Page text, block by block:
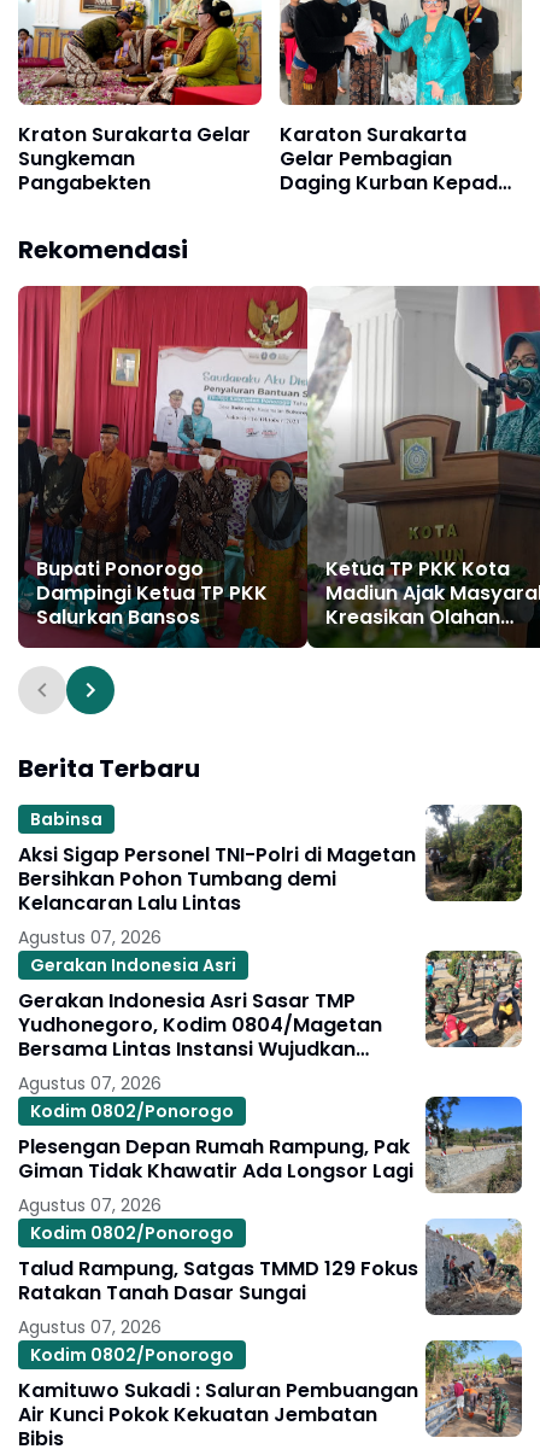
Kraton Surakarta Gelar
Sungkeman
Pangabekten
Karaton Surakarta
Gelar Pembagian
Daging Kurban Kepada
Rekomendasi
Bupati Ponorogo
Dampingi Ketua TP PKK
Salurkan Bansos
Ketua TP PKK Kota
Madiun Ajak
Kreasikan Olahan
Pangan Lokal Penuh
Berita Terbaru
Babinsa
Aksi Sigap Personel TNI-Polri di Magetan
Bersihkan Pohon Tumbang demi
Kelancaran Lalu Lintas
Agustus 07, 2026
Gerakan Indonesia Asri
Gerakan Indonesia Asri Sasar TMP
Yudhonegoro, Kodim 0804/Magetan
Bersama Lintas Instansi Wujudkan
Kepedulian Lingkungan
Agustus 07, 2026
Kodim 0802/Ponorogo
Plesengan Depan Rumah Rampung, Pak
Giman Tidak Khawatir Ada Longsor Lagi
Agustus 07, 2026
Kodim 0802/Ponorogo
Talud Rampung, Satgas TMMD 129 Fokus
Ratakan Tanah Dasar Sungai
Agustus 07, 2026
Kodim 0802/Ponorogo
Kamituwo Sukadi : Saluran Pembuangan
Air Kunci Pokok Kekuatan Jembatan
Bibis